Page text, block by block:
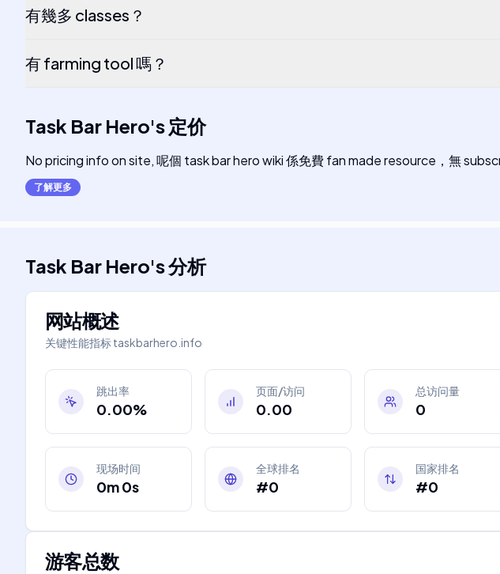
有幾多 classes？
有 farming tool 嗎？
Task Bar Hero's 定价
No pricing info on site, 呢個 task bar hero wiki 係免費 fan made resource，無
了解更多
Task Bar Hero's分析
网站概述
关键性能指标taskbarhero.info
跳出率
0.00%
页面/访问
0.00
总访问量
0
现场时间
0m 0s
全球排名
#0
国家排名
#0
游客总数